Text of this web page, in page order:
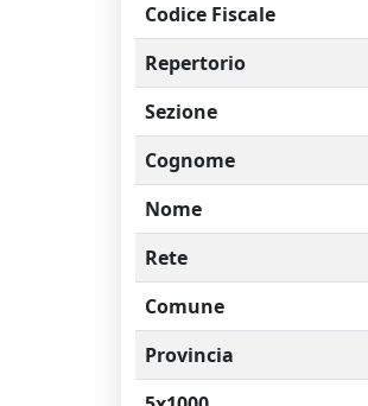
Codice Fiscale
Repertorio
Sezione
Cognome
Nome
Rete
Comune
Provincia